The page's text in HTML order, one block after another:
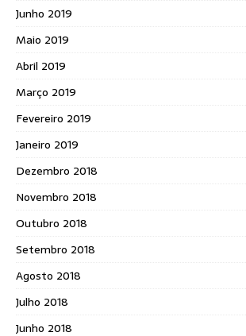
Junho 2019
Maio 2019
Abril 2019
Março 2019
Fevereiro 2019
Janeiro 2019
Dezembro 2018
Novembro 2018
Outubro 2018
Setembro 2018
Agosto 2018
Julho 2018
Junho 2018